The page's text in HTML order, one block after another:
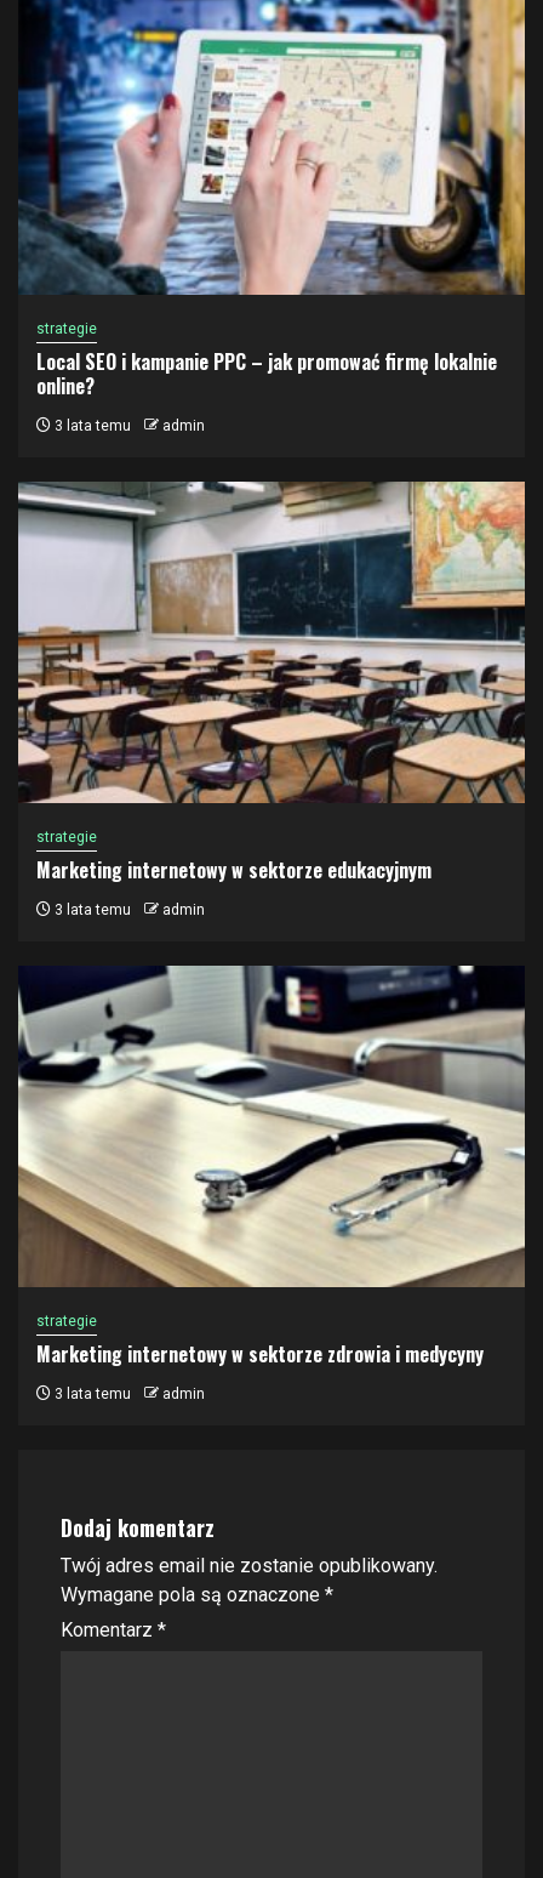
strategie
Local SEO i kampanie PPC – jak promować firmę lokalnie
online?
3 lata temu admin
strategie
Marketing internetowy w sektorze edukacyjnym
3 lata temu admin
strategie
Marketing internetowy w sektorze zdrowia i medycyny
3 lata temu admin
Dodaj komentarz
Twój adres email nie zostanie opublikowany.
Wymagane pola są oznaczone *
Komentarz *